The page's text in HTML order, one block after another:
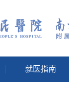
就医指南